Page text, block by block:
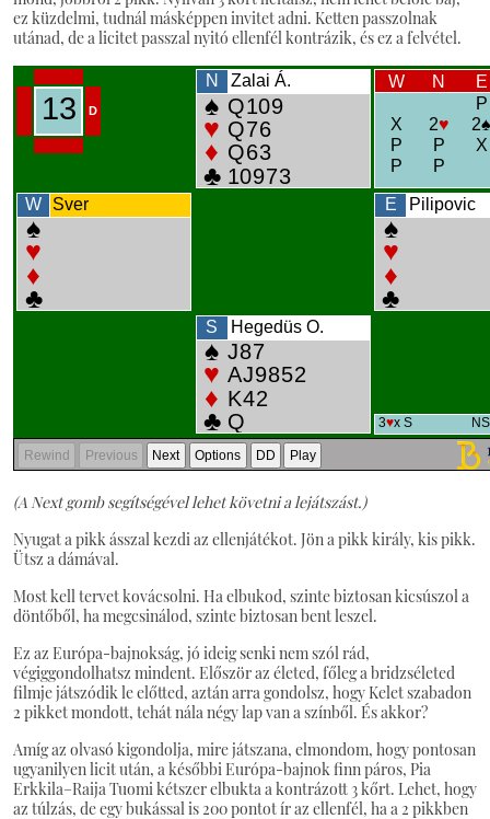
ez küzdelmi, tudnál másképpen invitet adni. Ketten passzolnak
utánad, de a licitet passzal nyitó ellenfél kontrázik, és ez a felvétel.
(A Next gomb segítségével lehet követni a lejátszást.)
Nyugat a pikk ásszal kezdi az ellenjátékot. Jön a pikk király, kis pikk.
Ütsz a dámával.
Most kell tervet kovácsolni. Ha elbukod, szinte biztosan kicsúszol a
döntőből, ha megcsinálod, szinte biztosan bent leszel.
Ez az Európa-bajnokság, jó ideig senki nem szól rád,
végiggondolhatsz mindent. Először az életed, főleg a bridzséleted
filmje játszódik le előtted, aztán arra gondolsz, hogy Kelet szabadon
2 pikket mondott, tehát nála négy lap van a színből. És akkor?
Amíg az olvasó kigondolja, mire játszana, elmondom, hogy pontosan
ugyanilyen licit után, a későbbi Európa-bajnok finn páros, Pia
Erkkila–Raija Tuomi kétszer elbukta a kontrázott 3 kőrt. Lehet, hogy
az túlzás, de egy bukással is 200 pontot ír az ellenfél, ha a 2 pikkben